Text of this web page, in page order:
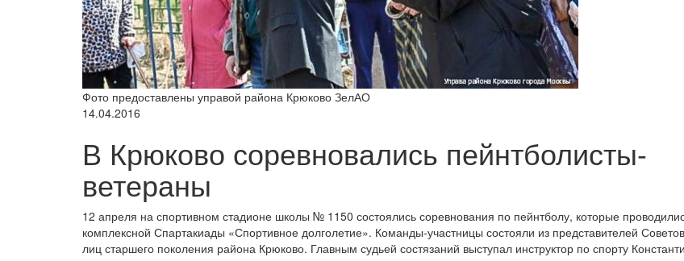
Фото предоставлены управой района Крюково ЗелАО
14.04.2016
В Крюково соревновались пейнтболисты-
ветераны
12 апреля на спортивном стадионе школы № 1150 состоялись соревнования по пейнтболу, которые
комплексной Спартакиады «Спортивное долголетие». Команды-участницы состояли из представителей
лиц старшего поколения района Крюково. Главным судьей состязаний выступал инструктор по спорту